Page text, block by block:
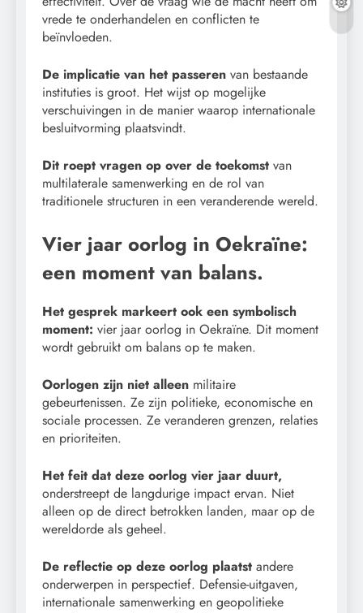
vrede te onderhandelen en conflicten te
beïnvloeden.
De implicatie van het passeren van bestaande
instituties is groot. Het wijst op mogelijke
verschuivingen in de manier waarop internationale
besluitvorming plaatsvindt.
Dit roept vragen op over de toekomst van
multilaterale samenwerking en de rol van
traditionele structuren in een veranderende wereld.
Vier jaar oorlog in Oekraïne:
een moment van balans.
Het gesprek markeert ook een symbolisch
moment: vier jaar oorlog in Oekraïne. Dit moment
wordt gebruikt om balans op te maken.
Oorlogen zijn niet alleen militaire
gebeurtenissen. Ze zijn politieke, economische en
sociale processen. Ze veranderen grenzen, relaties
en prioriteiten.
Het feit dat deze oorlog vier jaar duurt,
onderstreept de langdurige impact ervan. Niet
alleen op de direct betrokken landen, maar op de
wereldorde als geheel.
De reflectie op deze oorlog plaatst andere
onderwerpen in perspectief. Defensie-uitgaven,
internationale samenwerking en geopolitieke